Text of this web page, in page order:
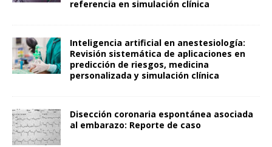
referencia en simulación clínica
Inteligencia artificial en anestesiología:
Revisión sistemática de aplicaciones en
predicción de riesgos, medicina
personalizada y simulación clínica
Disección coronaria espontánea asociada
al embarazo: Reporte de caso